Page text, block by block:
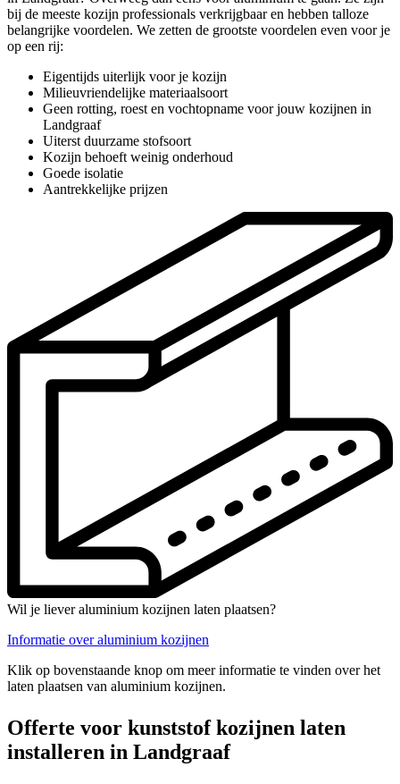
bij de meeste kozijn professionals verkrijgbaar en hebben talloze
belangrijke voordelen. We zetten de grootste voordelen even voor je
op een rij:
Eigentijds uiterlijk voor je kozijn
Milieuvriendelijke materiaalsoort
Geen rotting, roest en vochtopname voor jouw kozijnen in
Landgraaf
Uiterst duurzame stofsoort
Kozijn behoeft weinig onderhoud
Goede isolatie
Aantrekkelijke prijzen
Wil je liever aluminium kozijnen laten plaatsen?
Informatie over aluminium kozijnen
Klik op bovenstaande knop om meer informatie te vinden over het
laten plaatsen van aluminium kozijnen.
Offerte voor kunststof kozijnen laten
installeren in Landgraaf